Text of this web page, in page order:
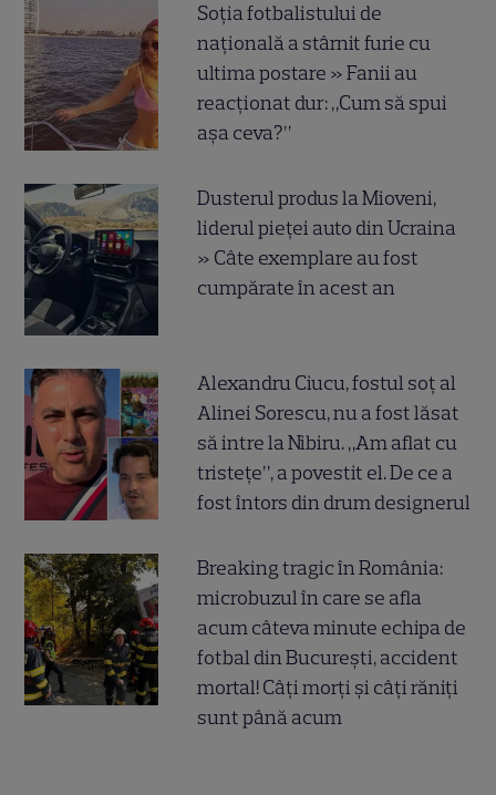
Soția fotbalistului de
națională a stârnit furie cu
ultima postare » Fanii au
reacționat dur: „Cum să spui
așa ceva?”
Dusterul produs la Mioveni,
liderul pieței auto din Ucraina
» Câte exemplare au fost
cumpărate în acest an
Alexandru Ciucu, fostul soț al
Alinei Sorescu, nu a fost lăsat
să intre la Nibiru. „Am aflat cu
tristețe”, a povestit el. De ce a
fost întors din drum designerul
Breaking tragic în România:
microbuzul în care se afla
acum câteva minute echipa de
fotbal din București, accident
mortal! Câți morți și câți răniți
sunt până acum